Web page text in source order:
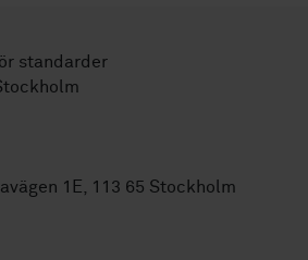
standarder
1E, 113 65 Stockholm